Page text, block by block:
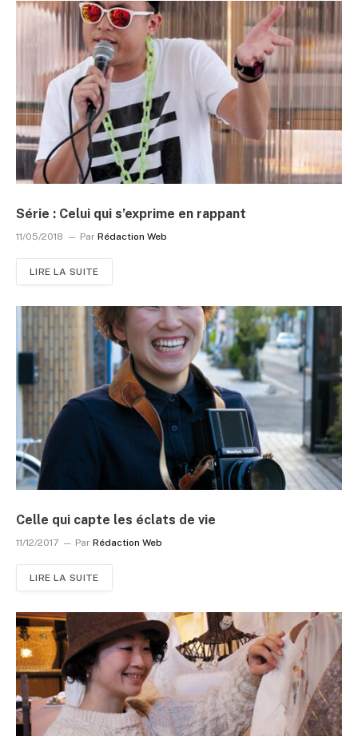
Série : Celui qui s’exprime en rappant
11/05/2018 Par Rédaction Web
LIRE LA SUITE
Celle qui capte les éclats de vie
11/12/2017 Par Rédaction Web
LIRE LA SUITE